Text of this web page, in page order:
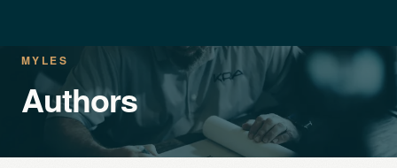
MYLES
Authors